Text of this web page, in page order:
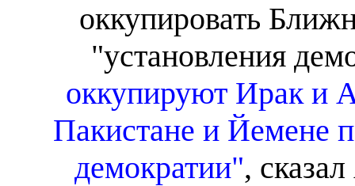
оккупировать
"установления
оккупируют Ирак и
Пакистане и Йемене
демократии",